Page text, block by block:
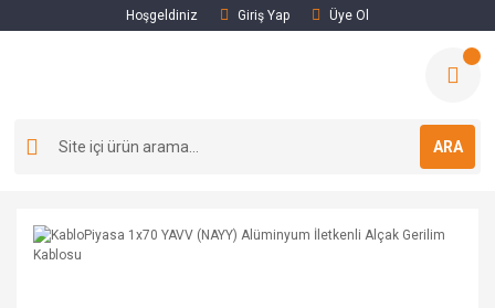
Hoşgeldiniz Giriş Yap Üye Ol
ARA